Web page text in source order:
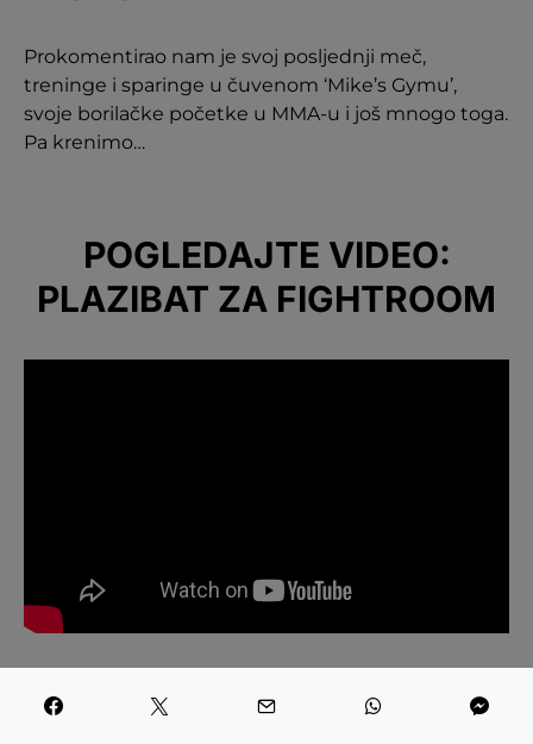
Prokomentirao nam je svoj posljednji meč,
treninge i sparinge u čuvenom ‘Mike’s Gymu’,
svoje borilačke početke u MMA-u i još mnogo toga.
Pa krenimo…
POGLEDAJTE VIDEO:
PLAZIBAT ZA FIGHTROOM
Nije se borio godinu dana, a onda se vratio
šokantnim porazom na ‘Glory 76’ priredbi.